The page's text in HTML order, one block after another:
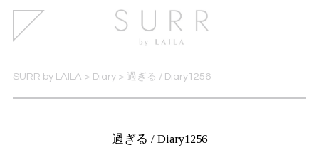
SURR by LAILA > Diary> 過ぎる / Diary1256
過ぎる / Diary1256